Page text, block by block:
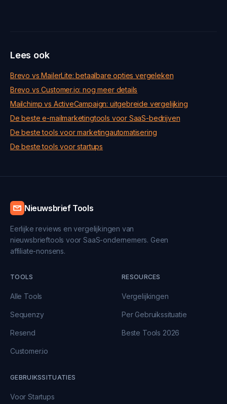
Lees ook
Brevo vs MailerLite: betaalbare opties vergeleken
Brevo vs Customer.io: nog meer details
Mailchimp vs ActiveCampaign: uitgebreide vergelijking
De beste e-mailmarketingtools voor SaaS-bedrijven
De beste tools voor marketingautomatisering
De beste tools voor startups
Nieuwsbrief Tools
Eerlijke reviews en vergelijkingen van
nieuwsbrieftools voor SaaS-ondernemers. Geen
affiliate-nonsens.
TOOLS
Alle Tools
Sequenzy
Resend
Customer.io
RESOURCES
Vergelijkingen
Per Gebruikssituatie
Beste Tools 2026
GEBRUIKSSITUATIES
Voor Startups